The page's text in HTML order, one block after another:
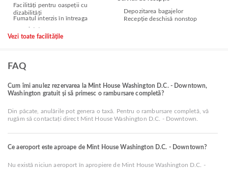
Facilități pentru oaspeții cu
dizabilități
Fumatul interzis în întreaga
Depozitarea bagajelor
Recepție deschisă nonstop
Vezi toate facilitățile
FAQ
Cum îmi anulez rezervarea la Mint House Washington D.C. - Downtown,
Washington gratuit și să primesc o rambursare completă?
Din păcate, anulările pot genera o taxă. Pentru o rambursare completă, vă
rugăm să contactați direct Mint House Washington D.C. - Downtown.
Ce aeroport este aproape de Mint House Washington D.C. - Downtown?
Nu există niciun aeroport în apropiere de Mint House Washington D.C. -